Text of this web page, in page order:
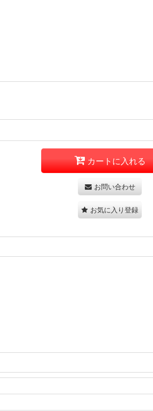
カートに入れる
お問い合わせ
お気に入り登録